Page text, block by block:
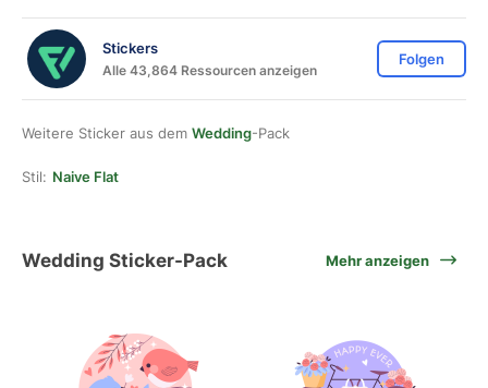
Stickers
Alle 43,864 Ressourcen anzeigen
Folgen
Weitere Sticker aus dem Wedding-Pack
Stil: Naive Flat
Wedding Sticker-Pack Mehr anzeigen